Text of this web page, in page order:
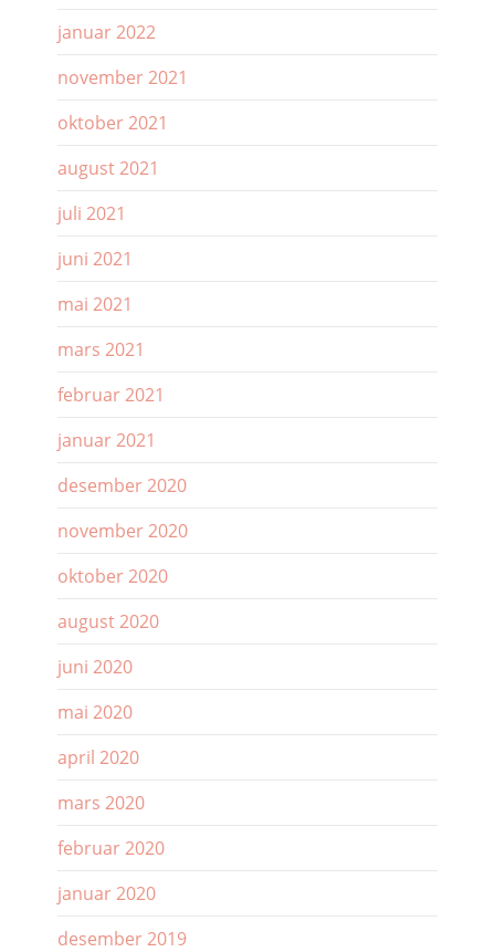
januar 2022
november 2021
oktober 2021
august 2021
juli 2021
juni 2021
mai 2021
mars 2021
februar 2021
januar 2021
desember 2020
november 2020
oktober 2020
august 2020
juni 2020
mai 2020
april 2020
mars 2020
februar 2020
januar 2020
desember 2019